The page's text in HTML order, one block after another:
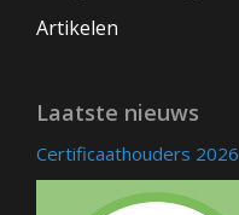
Artikelen
Laatste nieuws
Certificaathouders 2026